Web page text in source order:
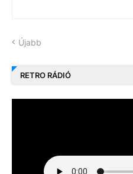
Újabb
RETRO RÁDIÓ